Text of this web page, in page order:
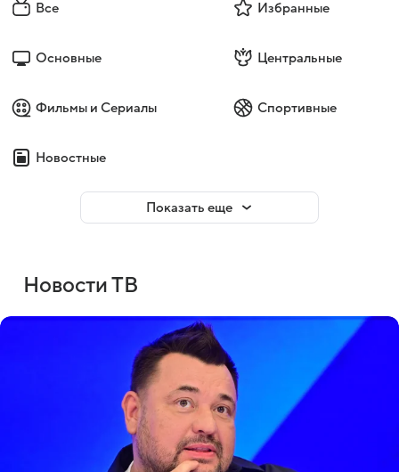
Все Избранные
Основные Центральные
Фильмы и Сериалы Спортивные
Новостные
Показать еще
Новости ТВ